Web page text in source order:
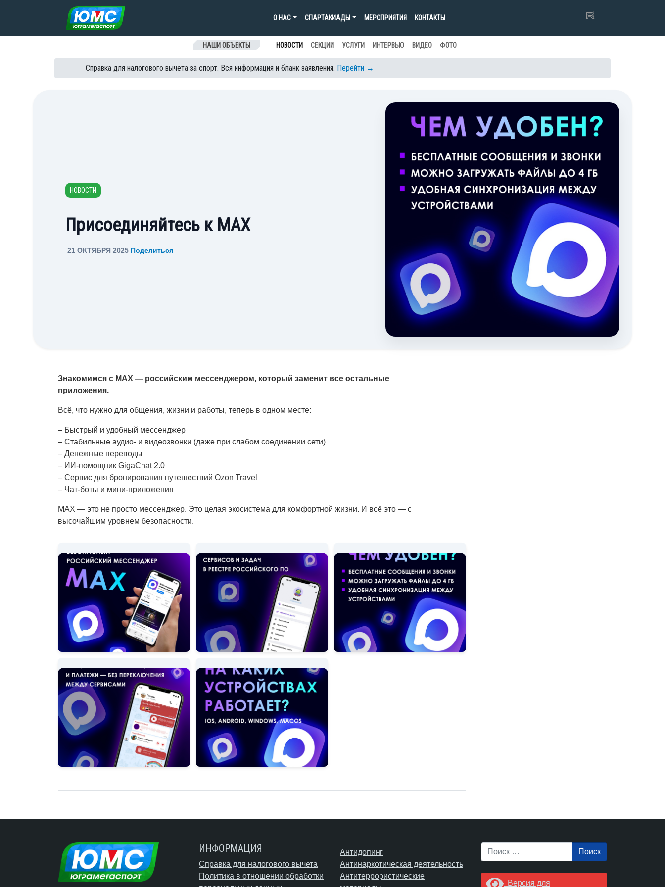
Перейти к содержанию
О НАС СПАРТАКИАДЫ МЕРОПРИЯТИЯ КОНТАКТЫ
НАШИ ОБЪЕКТЫ НОВОСТИ СЕКЦИИ УСЛУГИ ИНТЕРВЬЮ ВИДЕО ФОТО
Справка для налогового вычета за спорт. Вся информация и бланк заявления. Перейти →
НОВОСТИ
Присоединяйтесь к MAX
21 ОКТЯБРЯ 2025 Поделиться
Знакомимся с MAX — российским мессенджером, который заменит все остальные
приложения.
Всё, что нужно для общения, жизни и работы, теперь в одном месте:
– Быстрый и удобный мессенджер
– Стабильные аудио- и видеозвонки (даже при слабом соединении сети)
– Денежные переводы
– ИИ-помощник GigaChat 2.0
– Сервис для бронирования путешествий Ozon Travel
– Чат-боты и мини-приложения
MAX — это не просто мессенджер. Это целая экосистема для комфортной жизни. И всё это — с
высочайшим уровнем безопасности.
ИНФОРМАЦИЯ
Справка для налогового вычета
Политика в отношении обработки
Антидопинг
Антинаркотическая деятельность
Антитеррористические
Поиск
Версия для